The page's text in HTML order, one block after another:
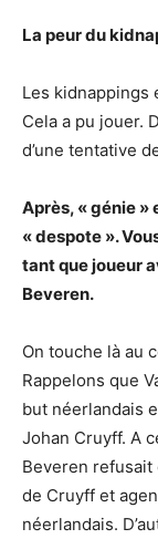
La peur du
Les kidnappings
Cela a pu jouer.
d’une tentative
Après, « génie »
« despote ».
tant que joueur
Beveren.
On touche là au
Rappelons que
but néerlandais
Johan Cruyff. A
Beveren
de Cruyff et
néerlandais.